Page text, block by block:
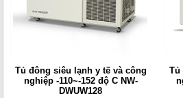
Tủ đông siêu lạnh y tế và công
nghiệp -110~-152 độ C NW-
DWUW128
Tủ